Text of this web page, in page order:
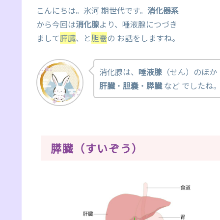
こんにちは。氷河 期世代です。 消化器系
から今回は消化腺より、唾液腺につづき
まして膵臓、と胆嚢の お話をしますね。
消化腺は、 唾液腺 （せん）のほか
肝臓・ 胆嚢 ・ 膵臓など でしたね
膵臓（すいぞう）